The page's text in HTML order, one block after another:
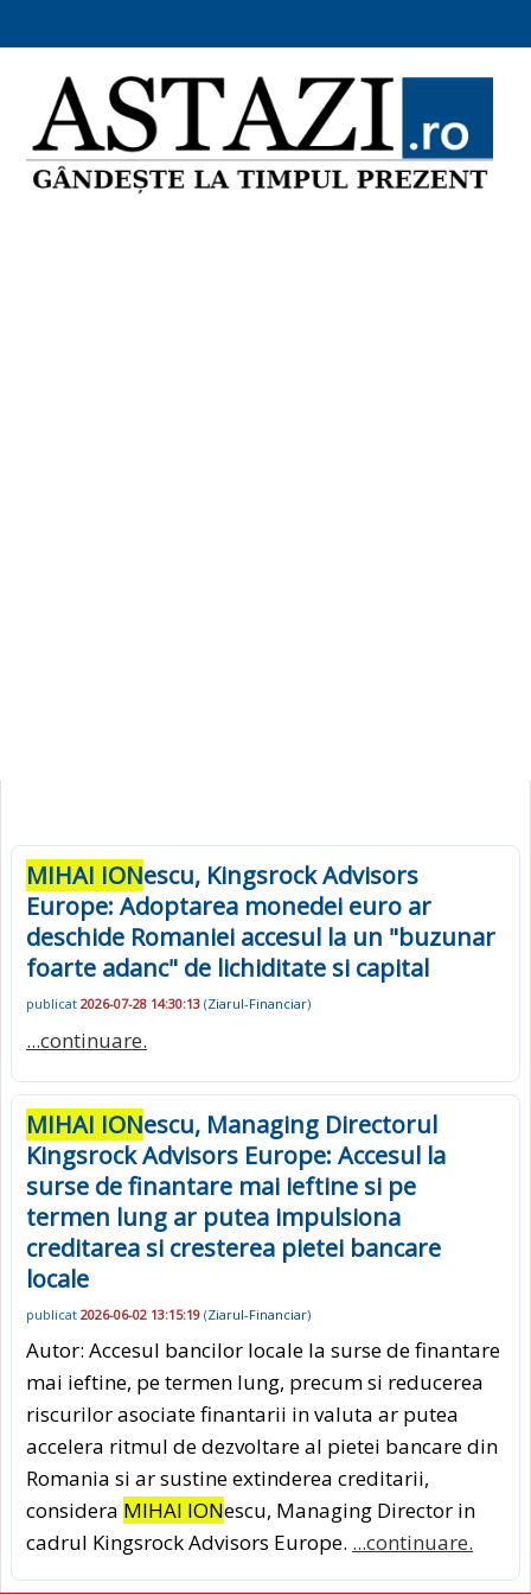
MIHAI IONescu, Kingsrock Advisors
Europe: Adoptarea monedei euro ar
deschide Romaniei accesul la un "buzunar
foarte adanc" de lichiditate si capital
publicat 2026-07-28 14:30:13 (Ziarul-Financiar)
...continuare.
MIHAI IONescu, Managing Directorul
Kingsrock Advisors Europe: Accesul la
surse de finantare mai ieftine si pe
termen lung ar putea impulsiona
creditarea si cresterea pietei bancare
locale
publicat 2026-06-02 13:15:19 (Ziarul-Financiar)
Autor: Accesul bancilor locale la surse de finantare
mai ieftine, pe termen lung, precum si reducerea
riscurilor asociate finantarii in valuta ar putea
accelera ritmul de dezvoltare al pietei bancare din
Romania si ar sustine extinderea creditarii,
considera MIHAI IONescu, Managing Director in
cadrul Kingsrock Advisors Europe. ...continuare.